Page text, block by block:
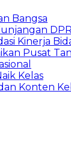
Bangsa
Kinerja
Pusat
Kelas
Konten